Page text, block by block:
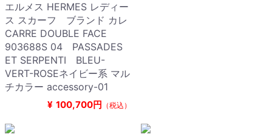
エルメス HERMES レディー
ス スカーフ ブランド カレ
CARRE DOUBLE FACE
903688S 04 PASSADES
ET SERPENTI BLEU-
VERT-ROSEネイビー系 マル
チカラー accessory-01
¥ 100,700円 （税込）